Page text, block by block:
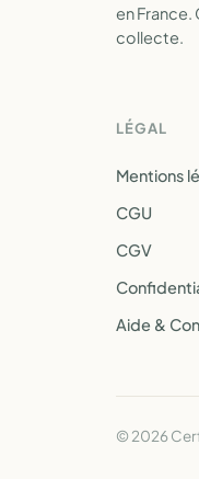
en France.
collecte.
LÉGAL
Mentions
CGU
CGV
Aide &
© 2026